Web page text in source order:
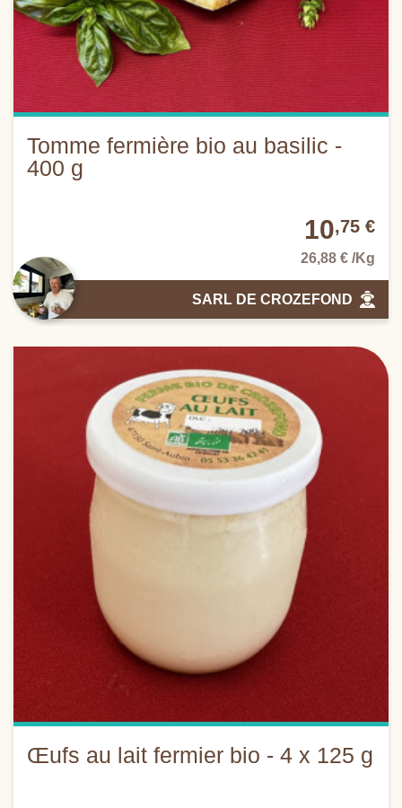
Tomme fermière bio au basilic -
400 g
10,75 €
26,88 € /Kg
SARL DE CROZEFOND
Œufs au lait fermier bio - 4 x 125 g